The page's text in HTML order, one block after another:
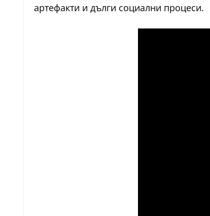
артефакти и дълги социални процеси.